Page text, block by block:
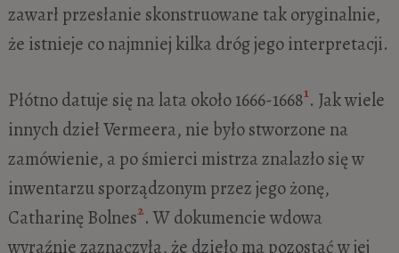
zawarł przesłanie skonstruowane tak oryginalnie,
że istnieje co najmniej kilka dróg jego interpretacji.
Płótno datuje się na lata około 1666-16681. Jak wiele
innych dzieł Vermeera, nie było stworzone na
zamówienie, a po śmierci mistrza znalazło się w
inwentarzu sporządzonym przez jego żonę,
Catharinę Bolnes2. W dokumencie wdowa
wyraźnie zaznaczyła, że dzieło ma pozostać w jej